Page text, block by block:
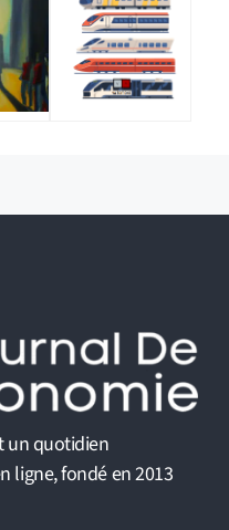
un quotidien
ligne, fondé en 2013